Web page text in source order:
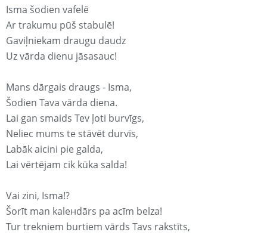
Isma šodien vafelē
Ar trakumu pūš stabulē!
Gaviļniekam draugu daudz
Uz vārda dienu jāsasauc!
Mans dārgais draugs - Isma,
Šodien Tava vārda diena.
Lai gan smaids Tev ļoti burvīgs,
Neliec mums te stāvēt durvīs,
Labāk aicini pie galda,
Lai vērtējam cik kūka salda!
Vai zini, Isma!?
Šorīt man kaleнdārs pa acīm belza!
Tur trekniem burtiem vārds Tavs rakstīts,